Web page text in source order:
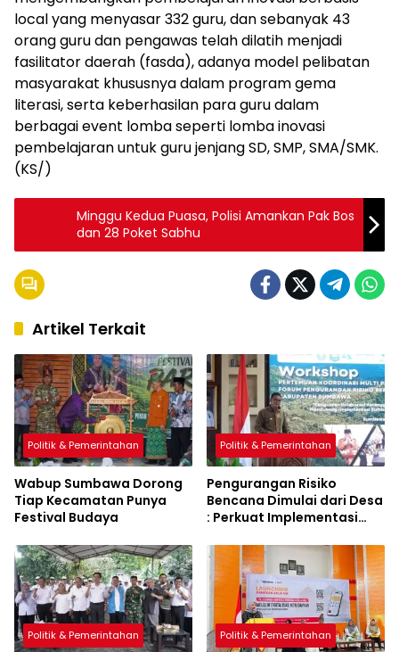
local yang menyasar 332 guru, dan sebanyak 43
orang guru dan pengawas telah dilatih menjadi
fasilitator daerah (fasda), adanya model pelibatan
masyarakat khususnya dalam program gema
literasi, serta keberhasilan para guru dalam
berbagai event lomba seperti lomba inovasi
pembelajaran untuk guru jenjang SD, SMP, SMA/SMK.
(KS/)
Minggu Kedua Puasa, Polisi Amankan Pak Bos
dan 28 Poket Sabhu
Artikel Terkait
Politik & Pemerintahan
Wabup Sumbawa Dorong
Tiap Kecamatan Punya
Festival Budaya
Politik & Pemerintahan
Pengurangan Risiko
Bencana Dimulai dari Desa
: Perkuat Implementasi
Politik & Pemerintahan Politik & Pemerintahan